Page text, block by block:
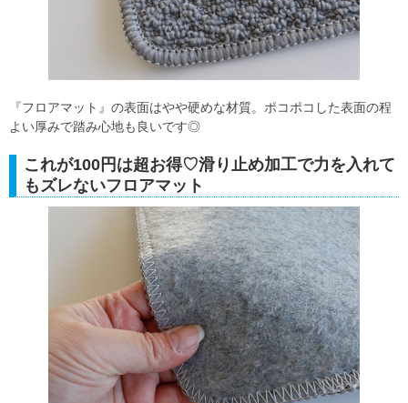
『フロアマット』の表面はやや硬めな材質。ポコポコした表面の程
よい厚みで踏み心地も良いです◎
これが100円は超お得♡滑り止め加工で力を入れて
もズレないフロアマット